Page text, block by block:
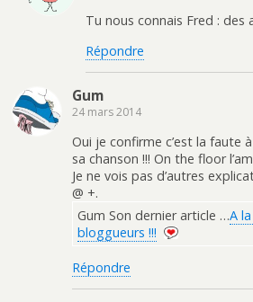
Tu nous connais Fred : des
Répondre
Gum
24 mars 2014
Oui je confirme c’est la faute
sa chanson !!! On the floor
Je ne vois pas d’autres
@ +.
Gum Son dernier article …A
bloggueurs !!!
Répondre